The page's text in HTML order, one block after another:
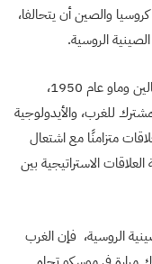
والصين أن يتحالفا،
الروسية.
لنتذكر التحالف العسكري الذي أعلنه القائدان ستالين وماو عام 1950،
للغرب، والأيدولوجية
متزامنًا مع اشتعال
الاستراتيجية بين
الروسية، فإن الغرب